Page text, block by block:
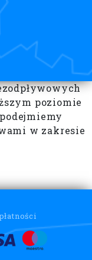
poziomie
w zakresie